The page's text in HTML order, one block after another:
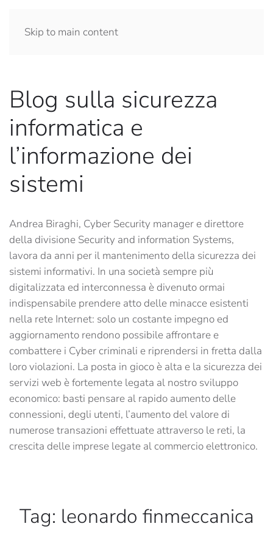
Skip to main content
Blog sulla sicurezza
informatica e
l’informazione dei
sistemi
Andrea Biraghi, Cyber Security manager e direttore
della divisione Security and information Systems,
lavora da anni per il mantenimento della sicurezza dei
sistemi informativi. In una società sempre più
digitalizzata ed interconnessa è divenuto ormai
indispensabile prendere atto delle minacce esistenti
nella rete Internet: solo un costante impegno ed
aggiornamento rendono possibile affrontare e
combattere i Cyber criminali e riprendersi in fretta dalla
loro violazioni. La posta in gioco è alta e la sicurezza dei
servizi web è fortemente legata al nostro sviluppo
economico: basti pensare al rapido aumento delle
connessioni, degli utenti, l’aumento del valore di
numerose transazioni effettuate attraverso le reti, la
crescita delle imprese legate al commercio elettronico.
Tag: leonardo finmeccanica